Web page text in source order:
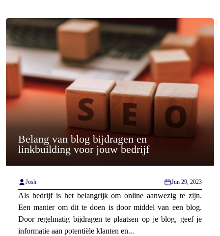
Belang van blog bijdragen en
linkbuilding voor jouw bedrijf
Josh Jun 29, 2023
Als bedrijf is het belangrijk om online aanwezig te zijn.
Een manier om dit te doen is door middel van een blog.
Door regelmatig bijdragen te plaatsen op je blog, geef je
informatie aan potentiële klanten en...